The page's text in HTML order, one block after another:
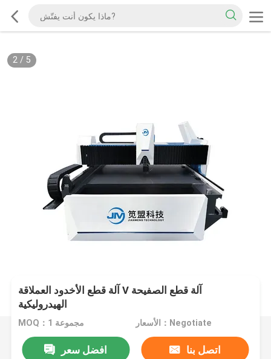
2/ 5
آلة قطع الأخدود العملاقة V آلة قطع الصفيحة
الهيدروليكية
MOQ：1 مجموعة الأسعار：Negotiate
افضل سعر اتصل بنا